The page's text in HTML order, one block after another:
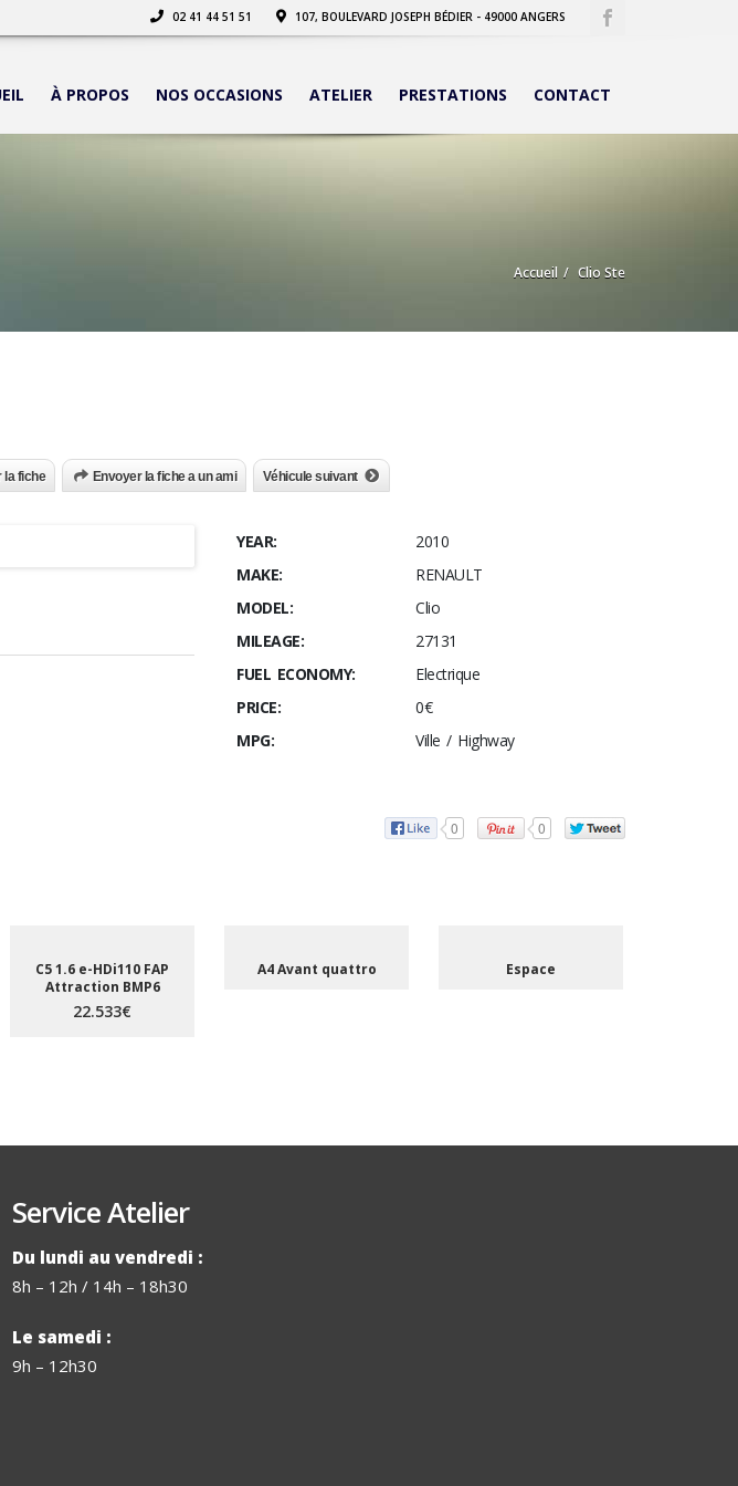
02 41 44 51 51 107, BOULEVARD JOSEPH BÉDIER - 49000 ANGERS
À PROPOS NOS OCCASIONS ATELIER PRESTATIONS CONTACT
Accueil Clio Ste
la fiche Envoyer la fiche a un ami Véhicule suivant
YEAR:
2010
MAKE:
RENAULT
MODEL:
Clio
MILEAGE:
27131
FUEL ECONOMY:
Electrique
PRICE:
0€
MPG:
Ville / Highway
0 0
C5 1.6 e-HDi110 FAP
Attraction BMP6
22.533€
A4 Avant quattro Espace
Service Atelier
Du lundi au vendredi :
8h – 12h / 14h – 18h30
Le samedi :
9h – 12h30